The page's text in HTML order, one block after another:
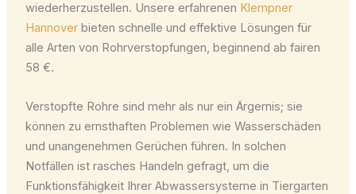
wiederherzustellen. Unsere erfahrenen Klempner
Hannoverbieten schnelle und effektive Lösungen für
alle Arten von Rohrverstopfungen, beginnend ab fairen
58 €.
Verstopfte Rohre sind mehr als nur ein Ärgernis; sie
können zu ernsthaften Problemen wie Wasserschäden
und unangenehmen Gerüchen führen. In solchen
Notfällen ist rasches Handeln gefragt, um die
Funktionsfähigkeit Ihrer Abwassersysteme in Tiergarten